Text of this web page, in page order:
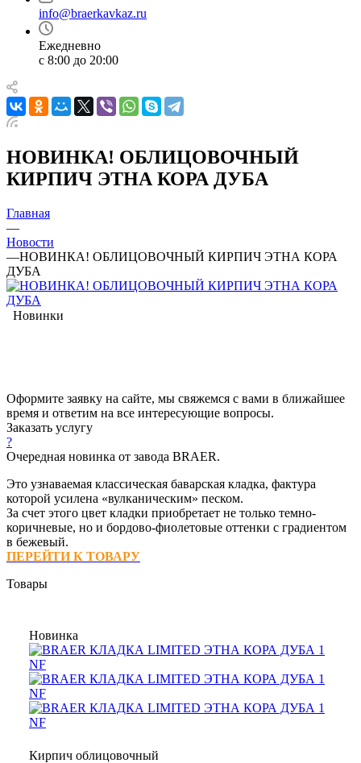
info@braerkavkaz.ru
Ежедневно
с 8:00 до 20:00
НОВИНКА! ОБЛИЦОВОЧНЫЙ
КИРПИЧ ЭТНА КОРА ДУБА
Главная
—
Новости
—НОВИНКА! ОБЛИЦОВОЧНЫЙ КИРПИЧ ЭТНА КОРА
ДУБА
Новинки
Оформите заявку на сайте, мы свяжемся с вами в ближайшее
время и ответим на все интересующие вопросы.
Заказать услугу
?
Очередная новинка от завода BRAER.
Это узнаваемая классическая баварская кладка, фактура
которой усилена «вулканическим» песком.
За счет этого цвет кладки приобретает не только темно-
коричневые, но и бордово-фиолетовые оттенки с градиентом
в бежевый.
ПЕРЕЙТИ К ТОВАРУ
Товары
Новинка
Кирпич облицовочный